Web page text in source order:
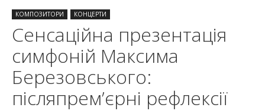
КОМПОЗИТОРИ КОНЦЕРТИ
Сенсаційна презентація
симфоній Максима
Березовського:
післяпрем’єрні рефлексії